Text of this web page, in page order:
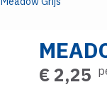
€ 2,25